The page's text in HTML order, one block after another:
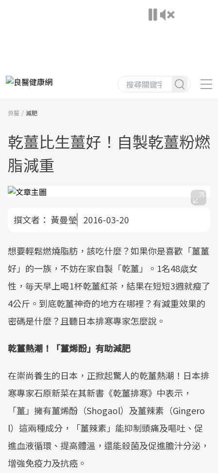
良醫 減肥
乾薑比生薑好！自製乾薑粉燃
脂減重
撰文者： 黃曼瑩 2016-03-20
想要輕鬆燃燒脂肪，該吃什麼？如果你是喜歡「薑薑
好」的一族，不妨在家自製「乾薑」。1名48歳女
性，毎天早上喝1杯乾薑紅茶，結果在短短3週就瘦了
4公斤。到底乾薑神奇的地方在哪裡？有減重效果的
密碼是什麼？且聽日本排寒專家怎麼說。
乾薑熱潮！「薑烯酚」有助減肥
在崇尚養生的日本，正掀起驚人的乾薑熱潮！日本排
寒專家石原新菜在其新書《乾薑排寒》中表示，
「薑」擁有薑烯酚（Shogaol）及薑辣素（Gingero
l）這兩種成分，「薑辣素」能抑制頭痛及嘔吐、促
進血液循環、提高體溫，還能殺菌及促進膽汁分泌，
增強免疫力及抗癌。